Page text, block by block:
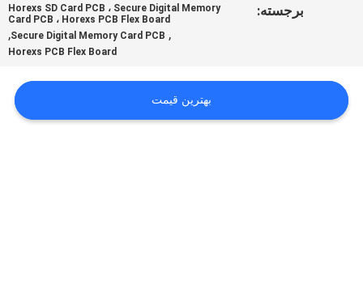
درخواست
برجسته:
Horexs SD Card PCB ، Secure Digital Memory
Card PCB ، Horexs PCB Flex Board
,
Secure Digital Memory Card PCB
,
Horexs PCB Flex Board
بهترین قیمت